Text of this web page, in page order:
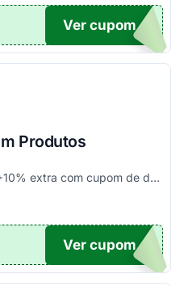
UPOM
Ver cupom
Produtos
Produtos com até 30% off e +10% extra com cupom de desconto em produtos participantes da campanha. Consulte exceções no site. Aplique o código promocional no carrinho e aproveite!
10
Ver cupom